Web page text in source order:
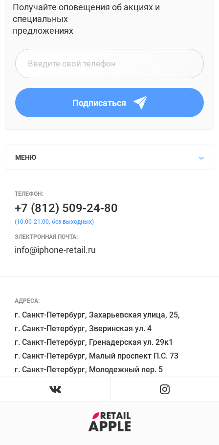
Получайте оповещения об акциях и
специальных
предложениях
Подписаться
МЕНЮ
АДРЕСА:
г. Санкт-Петербург, Захарьевская улица, 25,
г. Санкт-Петербург, Зверинская ул. 4
г. Санкт-Петербург, Гренадерская ул. 29к1
г. Санкт-Петербург, Малый проспект П.С. 73
ТЕЛЕФОН:
+7 (812) 509-24-80
(10:00-21:00, без выходных)
ЭЛЕКТРОННАЯ ПОЧТА:
info@iphone-retail.ru